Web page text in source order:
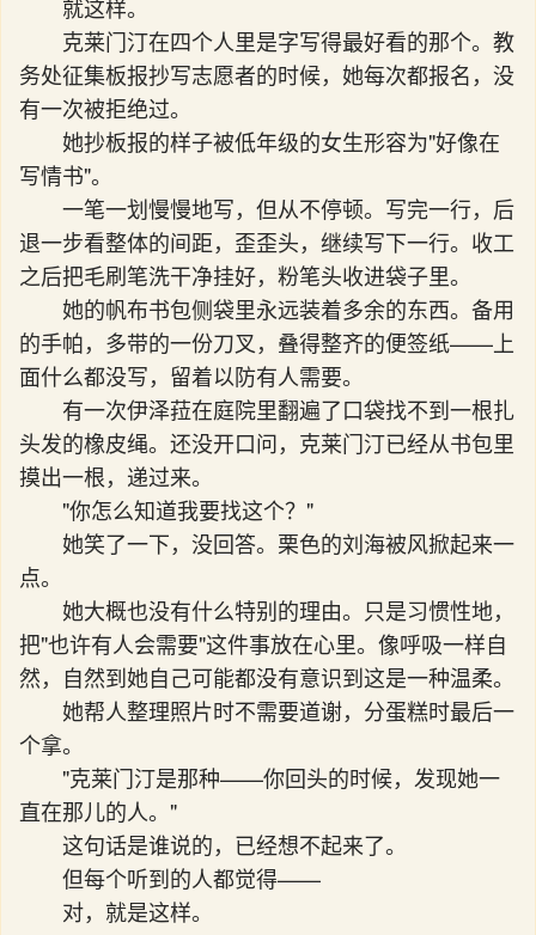
就这样。
克莱门汀在四个人里是字写得最好看的那个。教
务处征集板报抄写志愿者的时候，她每次都报名，没
有一次被拒绝过。
她抄板报的样子被低年级的女生形容为"好像在
写情书"。
一笔一划慢慢地写，但从不停顿。写完一行，后
退一步看整体的间距，歪歪头，继续写下一行。收工
之后把毛刷笔洗干净挂好，粉笔头收进袋子里。
她的帆布书包侧袋里永远装着多余的东西。备用
的手帕，多带的一份刀叉，叠得整齐的便签纸——上
面什么都没写，留着以防有人需要。
有一次伊泽菈在庭院里翻遍了口袋找不到一根扎
头发的橡皮绳。还没开口问，克莱门汀已经从书包里
摸出一根，递过来。
"你怎么知道我要找这个？"
她笑了一下，没回答。栗色的刘海被风掀起来一
点。
她大概也没有什么特别的理由。只是习惯性地，
把"也许有人会需要"这件事放在心里。像呼吸一样自
然，自然到她自己可能都没有意识到这是一种温柔。
她帮人整理照片时不需要道谢，分蛋糕时最后一
个拿。
"克莱门汀是那种——你回头的时候，发现她一
直在那儿的人。"
这句话是谁说的，已经想不起来了。
但每个听到的人都觉得——
对，就是这样。